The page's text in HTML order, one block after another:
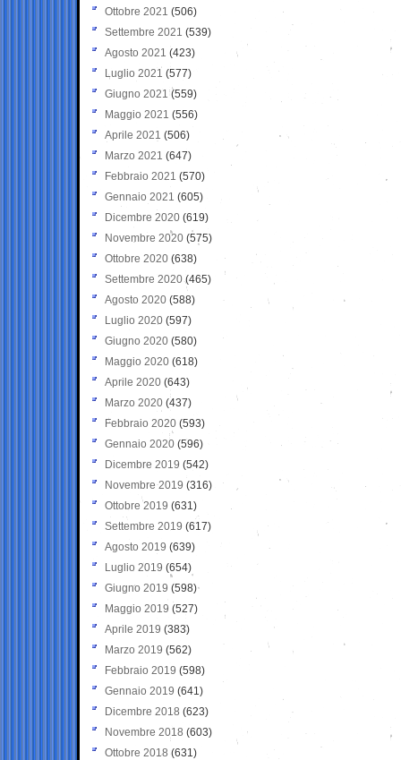
Ottobre 2021 (506)
Settembre 2021 (539)
Agosto 2021 (423)
Luglio 2021 (577)
Giugno 2021(559)
Maggio 2021 (556)
Aprile 2021 (506)
Marzo 2021 (647)
Febbraio 2021 (570)
Gennaio 2021 (605)
Dicembre 2020 (619)
Novembre 2020 (575)
Ottobre 2020 (638)
Settembre 2020(465)
Agosto 2020 (588)
Luglio 2020 (597)
Giugno 2020 (580)
Maggio 2020 (618)
Aprile 2020 (643)
Marzo 2020 (437)
Febbraio 2020 (593)
Gennaio 2020 (596)
Dicembre 2019 (542)
Novembre 2019 (316)
Ottobre 2019 (631)
Settembre 2019 (617)
Agosto 2019 (639)
Luglio 2019 (654)
Giugno 2019 (598)
Maggio 2019 (527)
Aprile 2019 (383)
Marzo 2019 (562)
Febbraio 2019 (598)
Gennaio 2019 (641)
Dicembre 2018 (623)
Novembre 2018 (603)
Ottobre 2018 (631)